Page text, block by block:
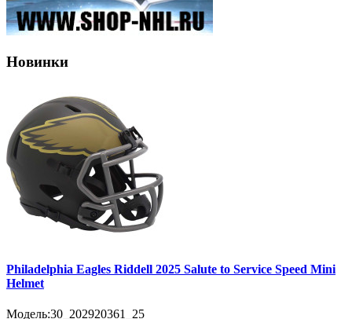
Новинки
Philadelphia Eagles Riddell 2025 Salute to Service Speed Mini
Helmet
Модель:30_202920361_25